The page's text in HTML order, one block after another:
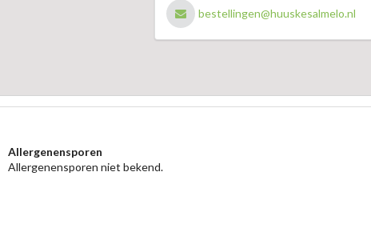
bestellingen@huuskesalmelo.nl
Allergenensporen
Allergenensporen niet bekend.